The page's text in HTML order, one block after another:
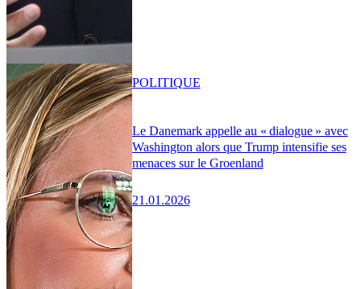
Le Danemark appelle au « dialogue » avec
Washington alors que Trump intensifie ses
menaces sur le Groenland
21.01.2026
POLITIQUE